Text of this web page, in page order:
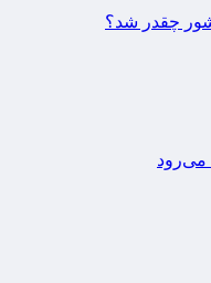
چقدر شد؟
می‌رود